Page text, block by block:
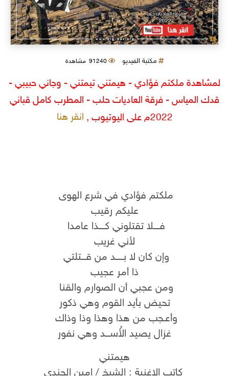
مكتبة الفيديو 91240 مشاهدة
لمشاهدة ملكتم فؤادي - هيمتني تيمتني - وجاني حبيبي -
قدك المياس - فرقة العاديات حلب - المطرب كامل قباني
2022م على اليوتيوب ,
انقر هنا
ملكتم فؤادي في شرع الهوى
عليكم رقيب
فــــلا تقتلوني كــــذا عامدا
لأني غريب
وإن كان لا بـــــد من قـــتلتي
ذا أمر عجيب
ومن عجبي أن الصوارم والقنا
تحيض بأيد القوم وهي ذكور
وأعـجب من هذا وهذا وذا وذاك
غزال يصيد الأُســـد وهي نفور
هيمتني
كاتب الاغنية : الشيخ / امين الجندي